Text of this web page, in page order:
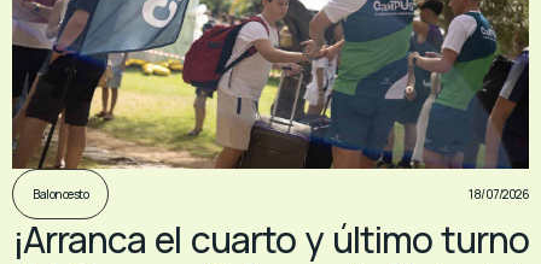
Baloncesto 18/07/2026
¡Arranca el cuarto y último turno